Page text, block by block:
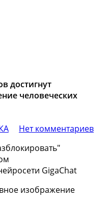
достигнут
человеческих
Нет комментариев
GigaChat
изображение